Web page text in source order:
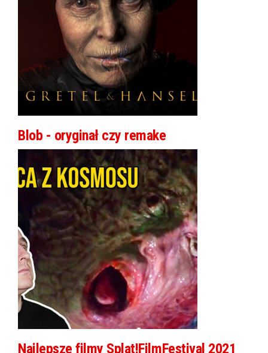
Blob - oryginał czy remake
Najlepsze filmy Splat!FilmFestival 2021